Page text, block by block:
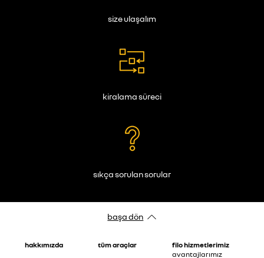
size ulaşalım
kiralama süreci
sıkça sorulan sorular
başa dön
hakkimizda tüm araçlar
fi̇lo hi̇zmetleri̇mi̇z
avantajlarimiz